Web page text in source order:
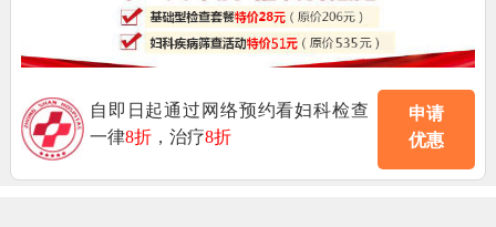
自即日起通过网络预约看妇科检查
一律8折，治疗8折
申请
优惠